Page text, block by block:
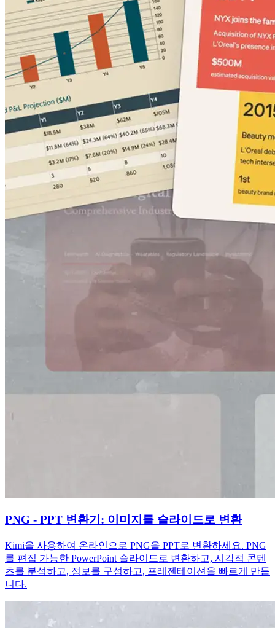
PNG - PPT 변환기: 이미지를 슬라이드로 변환
Kimi을 사용하여 온라인으로 PNG을 PPT로 변환하세요. PNG
를 편집 가능한 PowerPoint 슬라이드로 변환하고, 시각적 콘텐
츠를 분석하고, 정보를 구성하고, 프레젠테이션을 빠르게 만듭
니다.